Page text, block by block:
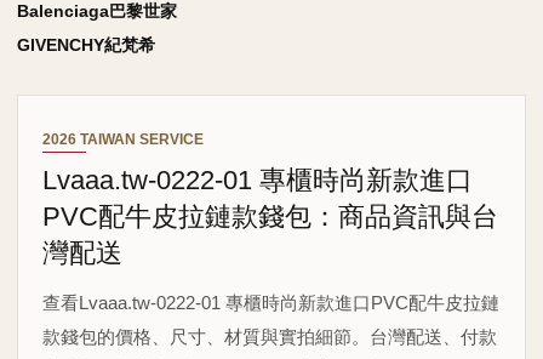
Balenciaga巴黎世家
GIVENCHY紀梵希
2026 TAIWAN SERVICE
Lvaaa.tw-0222-01 專櫃時尚新款進口
PVC配牛皮拉鏈款錢包：商品資訊與台
灣配送
查看Lvaaa.tw-0222-01 專櫃時尚新款進口PVC配牛皮拉鏈
款錢包的價格、尺寸、材質與實拍細節。台灣配送、付款